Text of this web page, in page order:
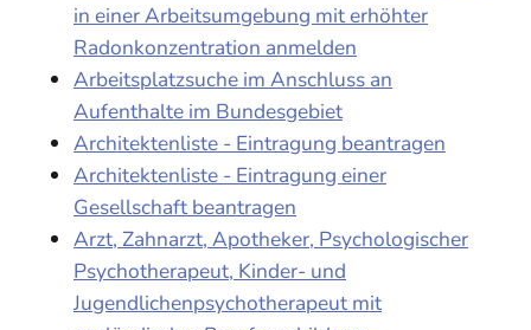
in einer Arbeitsumgebung mit erhöhter
Radonkonzentration anmelden
Arbeitsplatzsuche im Anschluss an
Aufenthalte im Bundesgebiet
Architektenliste - Eintragung beantragen
Architektenliste - Eintragung einer
Gesellschaft beantragen
Arzt, Zahnarzt, Apotheker, Psychologischer
Psychotherapeut, Kinder- und
Jugendlichenpsychotherapeut mit